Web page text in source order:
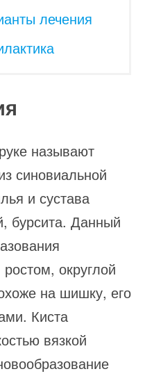
лечения
называют
синовиальной
и сустава
бурсита. Данный
округлой
на шишку, его
Киста
вязкой